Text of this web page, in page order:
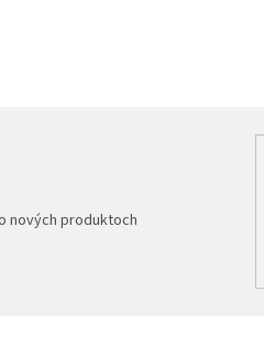
nových produktoch